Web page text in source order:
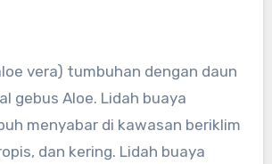
vera) tumbuhan dengan daun
gebus Aloe. Lidah buaya
menyabar di kawasan beriklim
dan kering. Lidah buaya